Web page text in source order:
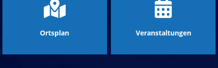
Ortsplan Veranstaltungen